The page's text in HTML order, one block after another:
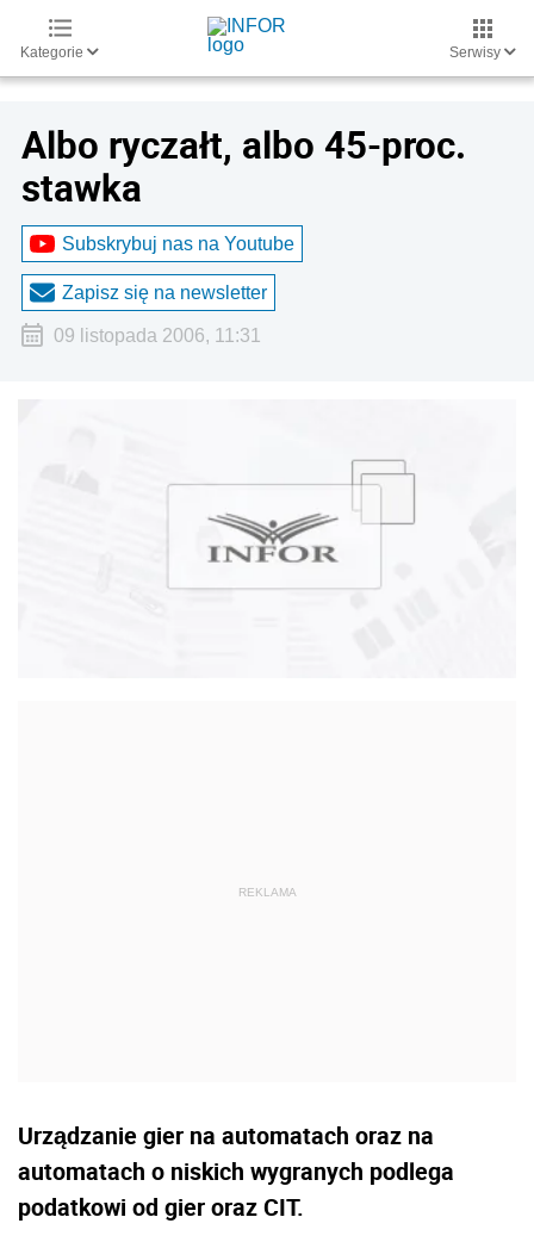
Kategorie Serwisy
Albo ryczałt, albo 45-proc.
stawka
Subskrybuj nas na Youtube
Zapisz się na newsletter
09 listopada 2006, 11:31
Urządzanie gier na automatach oraz na
automatach o niskich wygranych podlega
podatkowi od gier oraz CIT.